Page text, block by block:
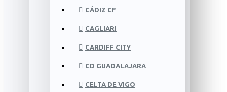
CÁDIZ CF
CAGLIARI
CARDIFF CITY
CD GUADALAJARA
CELTA DE VIGO